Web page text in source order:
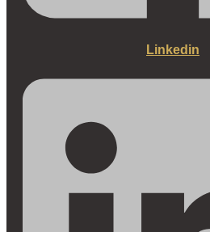
Linkedin